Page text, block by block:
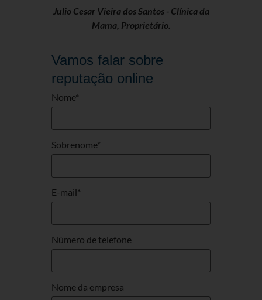
Julio Cesar Vieira dos Santos - Clínica da
Mama, Proprietário.
Vamos falar sobre
reputação online
Nome*
Sobrenome*
E-mail*
Número de telefone
Nome da empresa